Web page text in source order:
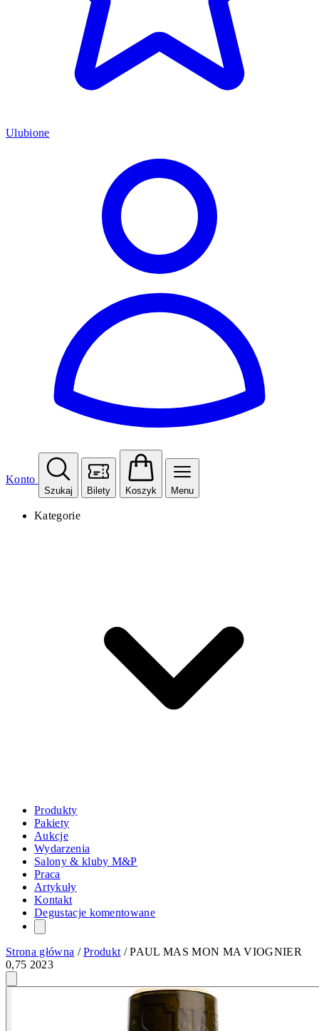
Ulubione
Konto
Szukaj Bilety Koszyk Menu
Kategorie
Produkty
Pakiety
Aukcje
Wydarzenia
Salony & kluby M&P
Praca
Artykuły
Kontakt
Degustacje komentowane
Strona główna /Produkt /PAUL MAS MON MA VIOGNIER
0,75 2023